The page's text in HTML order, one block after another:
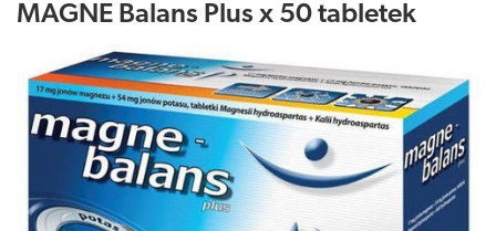
MAGNE Balans Plus x 50 tabletek